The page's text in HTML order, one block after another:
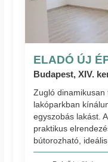
ELADÓ ÚJ
Budapest, XIV.
Zugló
lakóparkban
egyszobás lakást.
praktikus
bútorozható, ideális